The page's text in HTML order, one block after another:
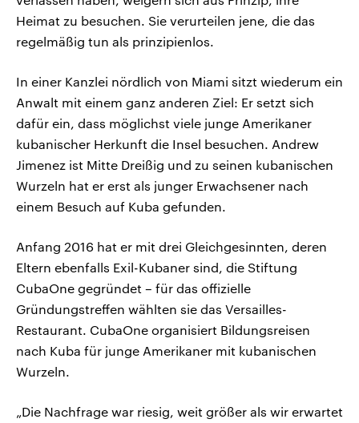
Heimat zu besuchen. Sie verurteilen jene, die das
regelmäßig tun als prinzipienlos.
In einer Kanzlei nördlich von Miami sitzt wiederum ein
Anwalt mit einem ganz anderen Ziel: Er setzt sich
dafür ein, dass möglichst viele junge Amerikaner
kubanischer Herkunft die Insel besuchen. Andrew
Jimenez ist Mitte Dreißig und zu seinen kubanischen
Wurzeln hat er erst als junger Erwachsener nach
einem Besuch auf Kuba gefunden.
Anfang 2016 hat er mit drei Gleichgesinnten, deren
Eltern ebenfalls Exil-Kubaner sind, die Stiftung
CubaOne gegründet – für das offizielle
Gründungstreffen wählten sie das Versailles-
Restaurant. CubaOne organisiert Bildungsreisen
nach Kuba für junge Amerikaner mit kubanischen
Wurzeln.
„Die Nachfrage war riesig, weit größer als wir erwartet